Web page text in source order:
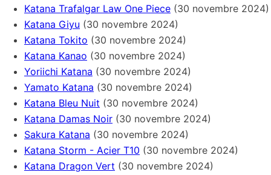
Katana Trafalgar Law One Piece (30 novembre 2024)
Katana Giyu (30 novembre 2024)
Katana Tokito (30 novembre 2024)
Katana Kanao (30 novembre 2024)
Yoriichi Katana (30 novembre 2024)
Yamato Katana (30 novembre 2024)
Katana Bleu Nuit (30 novembre 2024)
Katana Damas Noir (30 novembre 2024)
Sakura Katana (30 novembre 2024)
Katana Storm - Acier T10 (30 novembre 2024)
Katana Dragon Vert (30 novembre 2024)